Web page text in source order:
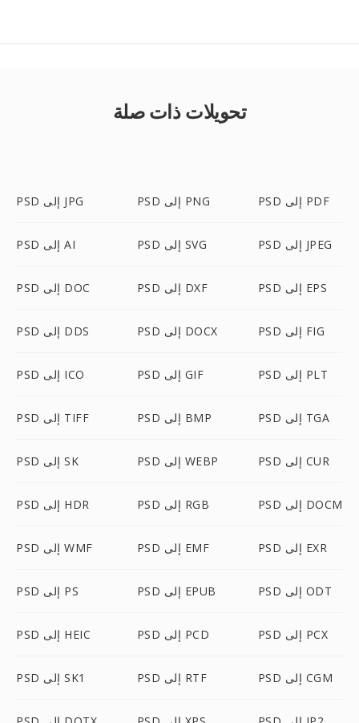
تحويلات ذات صلة
PSD إلى JPG PSD إلى PNG PSD إلى PDF
PSD إلى AI PSD إلى SVG PSD إلى JPEG
PSD إلى DOC PSD إلى DXF PSD إلى EPS
PSD إلى DDS PSD إلى DOCX PSD إلى FIG
PSD إلى ICO PSD إلى GIF PSD إلى PLT
PSD إلى TIFF PSD إلى BMP PSD إلى TGA
PSD إلى SK PSD إلى WEBP PSD إلى CUR
PSD إلى HDR PSD إلى RGB PSD إلى DOCM
PSD إلى WMF PSD إلى EMF PSD إلى EXR
PSD إلى PS PSD إلى EPUB PSD إلى ODT
PSD إلى HEIC PSD إلى PCD PSD إلى PCX
PSD إلى SK1 PSD إلى RTF PSD إلى CGM